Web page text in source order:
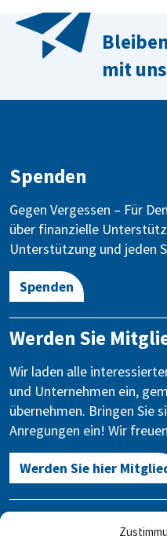
mit
Spenden
Gegen Vergessen – Für
über finanzielle
Unterstützung und jeden
Spenden
Werden Sie
Wir laden alle
und Unternehmen ein,
übernehmen. Bringen Sie
Anregungen ein! Wir
Werden Sie hier
Kontakt